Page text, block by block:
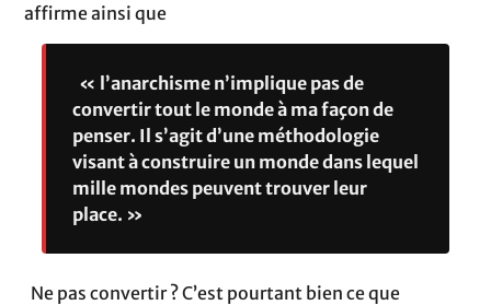
affirme ainsi que
« l’anarchisme n’implique pas de
convertir tout le monde à ma façon de
penser. Il s’agit d’une méthodologie
visant à construire un monde dans lequel
mille mondes peuvent trouver leur
place. »
Ne pas convertir ? C’est pourtant bien ce que